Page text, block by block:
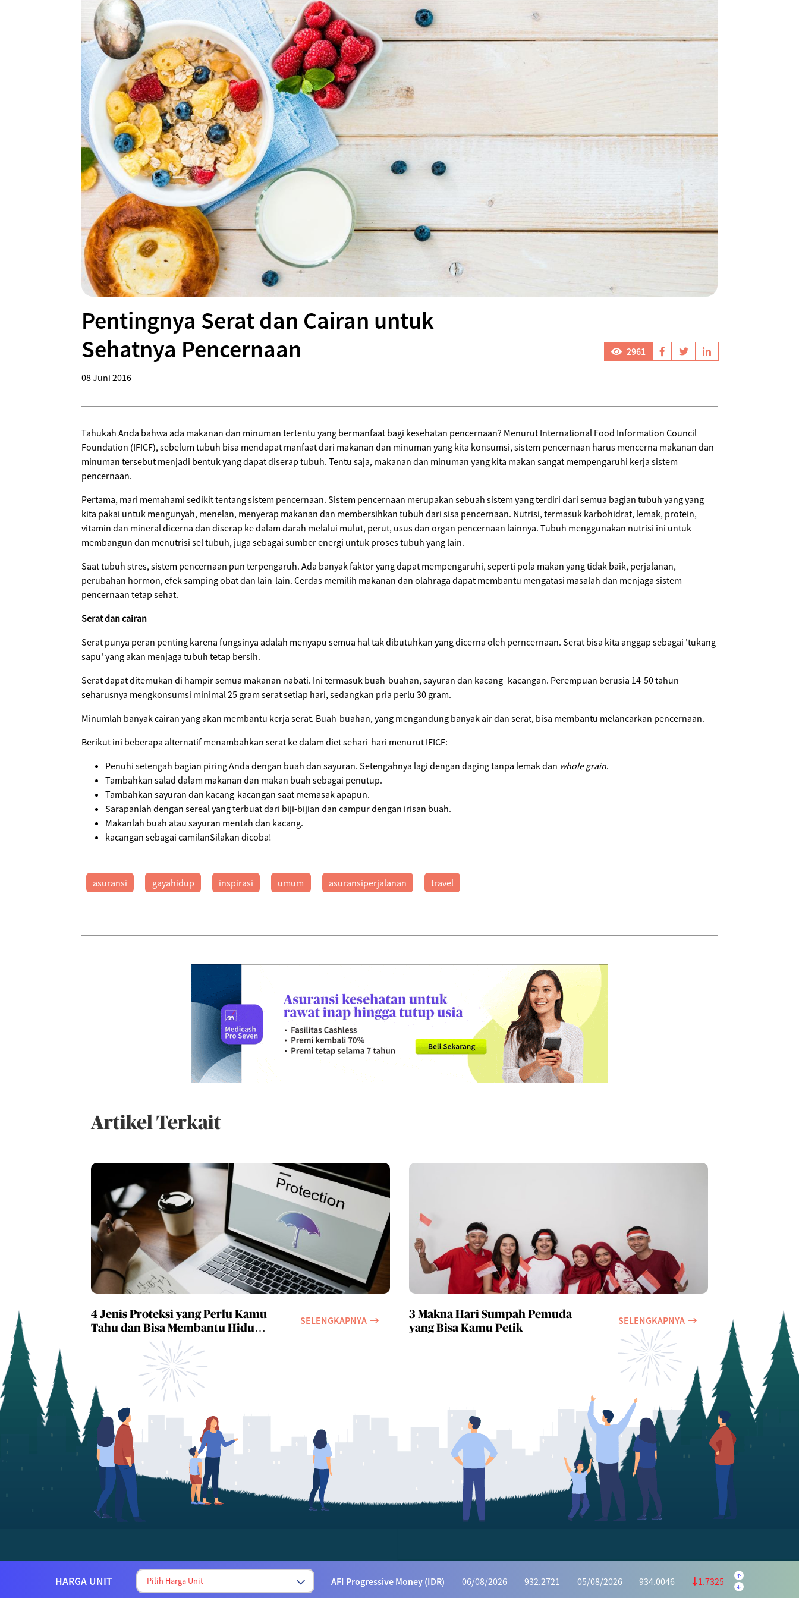
Pentingnya Serat dan Cairan untuk
Sehatnya Pencernaan
08 Juni 2016
2961
Tahukah Anda bahwa ada makanan dan minuman tertentu yang bermanfaat bagi kesehatan pencernaan? Menurut International Food Information Council
Foundation (IFICF), sebelum tubuh bisa mendapat manfaat dari makanan dan minuman yang kita konsumsi, sistem pencernaan harus mencerna makanan dan
minuman tersebut menjadi bentuk yang dapat diserap tubuh. Tentu saja, makanan dan minuman yang kita makan sangat mempengaruhi kerja sistem
pencernaan.
Pertama, mari memahami sedikit tentang sistem pencernaan. Sistem pencernaan merupakan sebuah sistem yang terdiri dari semua bagian tubuh yang yang
kita pakai untuk mengunyah, menelan, menyerap makanan dan membersihkan tubuh dari sisa pencernaan. Nutrisi, termasuk karbohidrat, lemak, protein,
vitamin dan mineral dicerna dan diserap ke dalam darah melalui mulut, perut, usus dan organ pencernaan lainnya. Tubuh menggunakan nutrisi ini untuk
membangun dan menutrisi sel tubuh, juga sebagai sumber energi untuk proses tubuh yang lain.
Saat tubuh stres, sistem pencernaan pun terpengaruh. Ada banyak faktor yang dapat mempengaruhi, seperti pola makan yang tidak baik, perjalanan,
perubahan hormon, efek samping obat dan lain-lain. Cerdas memilih makanan dan olahraga dapat membantu mengatasi masalah dan menjaga sistem
pencernaan tetap sehat.
Serat dan cairan
Serat punya peran penting karena fungsinya adalah menyapu semua hal tak dibutuhkan yang dicerna oleh perncernaan. Serat bisa kita anggap sebagai 'tukang
sapu' yang akan menjaga tubuh tetap bersih.
Serat dapat ditemukan di hampir semua makanan nabati. Ini termasuk buah-buahan, sayuran dan kacang- kacangan. Perempuan berusia 14-50 tahun
seharusnya mengkonsumsi minimal 25 gram serat setiap hari, sedangkan pria perlu 30 gram.
Minumlah banyak cairan yang akan membantu kerja serat. Buah-buahan, yang mengandung banyak air dan serat, bisa membantu melancarkan pencernaan.
Berikut ini beberapa alternatif menambahkan serat ke dalam diet sehari-hari menurut IFICF:
Penuhi setengah bagian piring Anda dengan buah dan sayuran. Setengahnya lagi dengan daging tanpa lemak dan whole grain.
Tambahkan salad dalam makanan dan makan buah sebagai penutup.
Tambahkan sayuran dan kacang-kacangan saat memasak apapun.
Sarapanlah dengan sereal yang terbuat dari biji-bijian dan campur dengan irisan buah.
Makanlah buah atau sayuran mentah dan kacang.
kacangan sebagai camilanSilakan dicoba!
asuransi gayahidup inspirasi umum asuransiperjalanan travel
Artikel Terkait
4 Jenis Proteksi yang Perlu Kamu
Tahu dan Bisa Membantu Hidup
SELENGKAPNYA
3 Makna Hari Sumpah Pemuda
yang Bisa Kamu Petik
SELENGKAPNYA
HARGA UNIT
Syariah Progressive (IDR) 06/08/2026 05/08/2026 223.5595 0.9950
AFI Secure Money (IDR) 06/08/2026 415.6628 05/08/2026 415.2975 0.3653